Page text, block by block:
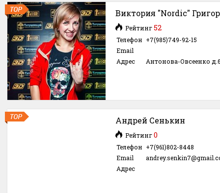
Виктория "Nordic"
Рейтинг52
Телефон +7(985)749-92-15
Email
Адрес
Антонова-Овсеенко д.6
Андрей Сенькин
Рейтинг0
Телефон +7(961)802-8448
Email
Адрес